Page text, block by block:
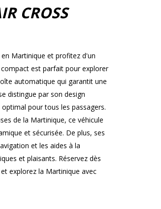
CROSS
en Martinique et profitez d'un
est parfait pour explorer
automatique qui garantit une
distingue par son design
pour tous les passagers.
de la Martinique, ce véhicule
et sécurisée. De plus, ses
et les aides à la
et plaisants. Réservez dès
explorez la Martinique avec